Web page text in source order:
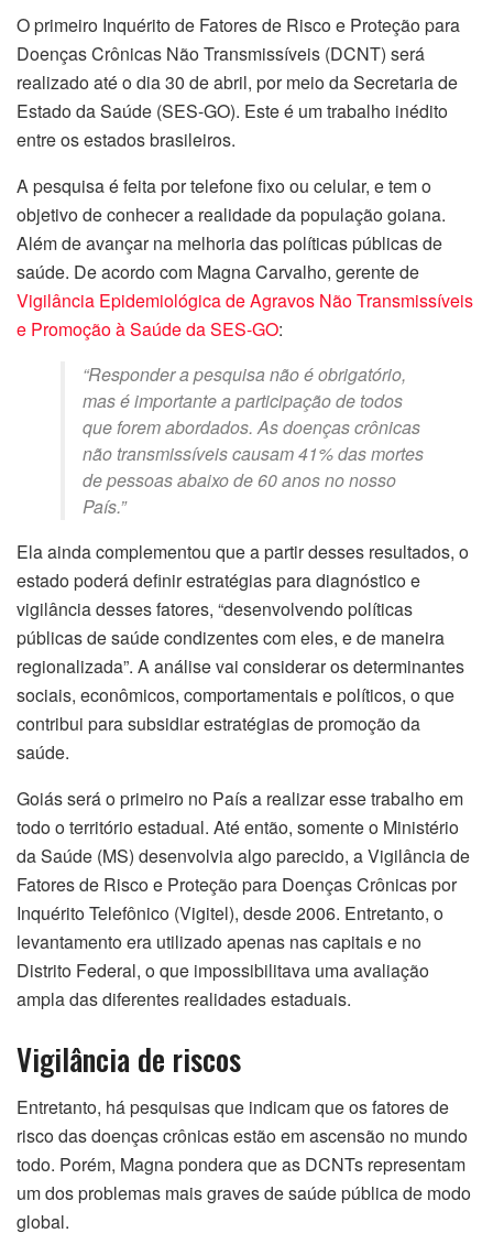
O primeiro Inquérito de Fatores de Risco e Proteção para
Doenças Crônicas Não Transmissíveis (DCNT) será
realizado até o dia 30 de abril, por meio da Secretaria de
Estado da Saúde (SES-GO). Este é um trabalho inédito
entre os estados brasileiros.
A pesquisa é feita por telefone fixo ou celular, e tem o
objetivo de conhecer a realidade da população goiana.
Além de avançar na melhoria das políticas públicas de
saúde. De acordo com Magna Carvalho, gerente de
Vigilância Epidemiológica de Agravos Não Transmissíveis
e Promoção à Saúde da SES-GO:
“Responder a pesquisa não é obrigatório,
mas é importante a participação de todos
que forem abordados. As doenças crônicas
não transmissíveis causam 41% das mortes
de pessoas abaixo de 60 anos no nosso
País.”
Ela ainda complementou que a partir desses resultados, o
estado poderá definir estratégias para diagnóstico e
vigilância desses fatores, “desenvolvendo políticas
públicas de saúde condizentes com eles, e de maneira
regionalizada”. A análise vai considerar os determinantes
sociais, econômicos, comportamentais e políticos, o que
contribui para subsidiar estratégias de promoção da
saúde.
Goiás será o primeiro no País a realizar esse trabalho em
todo o território estadual. Até então, somente o Ministério
da Saúde (MS) desenvolvia algo parecido, a Vigilância de
Fatores de Risco e Proteção para Doenças Crônicas por
Inquérito Telefônico (Vigitel), desde 2006. Entretanto, o
levantamento era utilizado apenas nas capitais e no
Distrito Federal, o que impossibilitava uma avaliação
ampla das diferentes realidades estaduais.
Vigilância de riscos
Entretanto, há pesquisas que indicam que os fatores de
risco das doenças crônicas estão em ascensão no mundo
todo. Porém, Magna pondera que as DCNTs representam
um dos problemas mais graves de saúde pública de modo
global.